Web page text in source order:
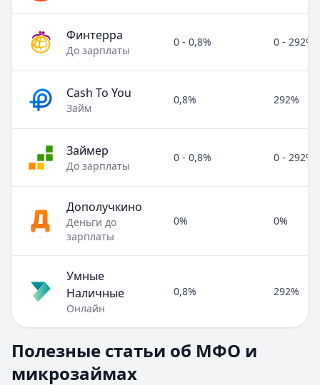
Финтерра
До зарплаты
0 - 0,8% 0 - 292%
Cash To You
Займ
0,8% 292%
Займер
До зарплаты
0 - 0,8% 0 - 292%
Дополучкино
Деньги до
зарплаты
0% 0%
Умные
Наличные
Онлайн
0,8% 292%
Раздел:МФО и микрозаймы. Всего статей: 8.
Займ под расписку
Полезные статьи об МФО и
микрозаймах